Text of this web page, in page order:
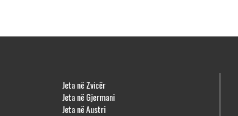
Jeta në Zvicër
Jeta në Gjermani
Jeta në Austri